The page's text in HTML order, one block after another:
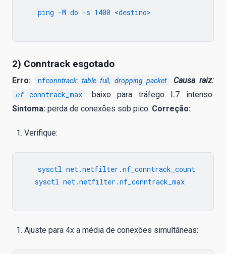
   ping -M do -s 1400 <destino>
2) Conntrack esgotado
Erro: nfconntrack: table full, dropping packet
Causa raiz:
nf
conntrack_max
baixo para tráfego L7 intenso.
Sintoma: perda de conexões sob pico. Correção:
Verifique:
   sysctl net.netfilter.nf_conntrack_count
   sysctl net.netfilter.nf_conntrack_max
Ajuste para 4x a média de conexões simultâneas: